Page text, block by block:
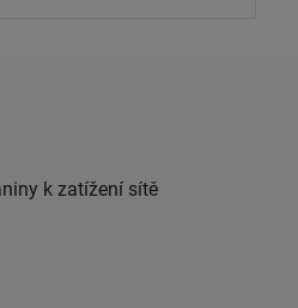
k zatížení sítě